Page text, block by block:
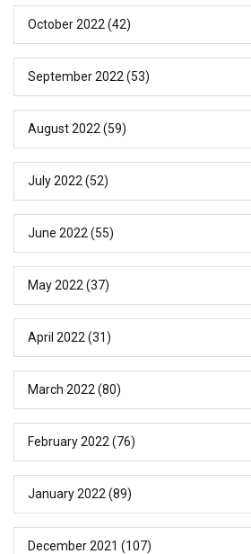
October 2022 (42)
September 2022 (53)
August 2022 (59)
July 2022 (52)
June 2022 (55)
May 2022 (37)
April 2022 (31)
March 2022 (80)
February 2022 (76)
January 2022 (89)
December 2021 (107)